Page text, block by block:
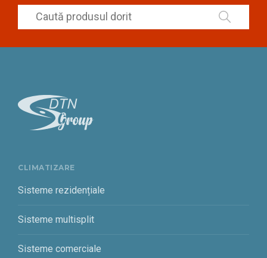
CLIMATIZARE
Sisteme rezidențiale
Sisteme multisplit
Sisteme comerciale